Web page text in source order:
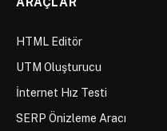
HTML Editör
UTM Oluşturucu
İnternet Hız Testi
SERP Önizleme Aracı